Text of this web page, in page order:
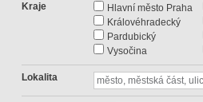
Kraje Hlavní město Praha
Královéhradecký
Pardubický
Vysočina
Lokalita